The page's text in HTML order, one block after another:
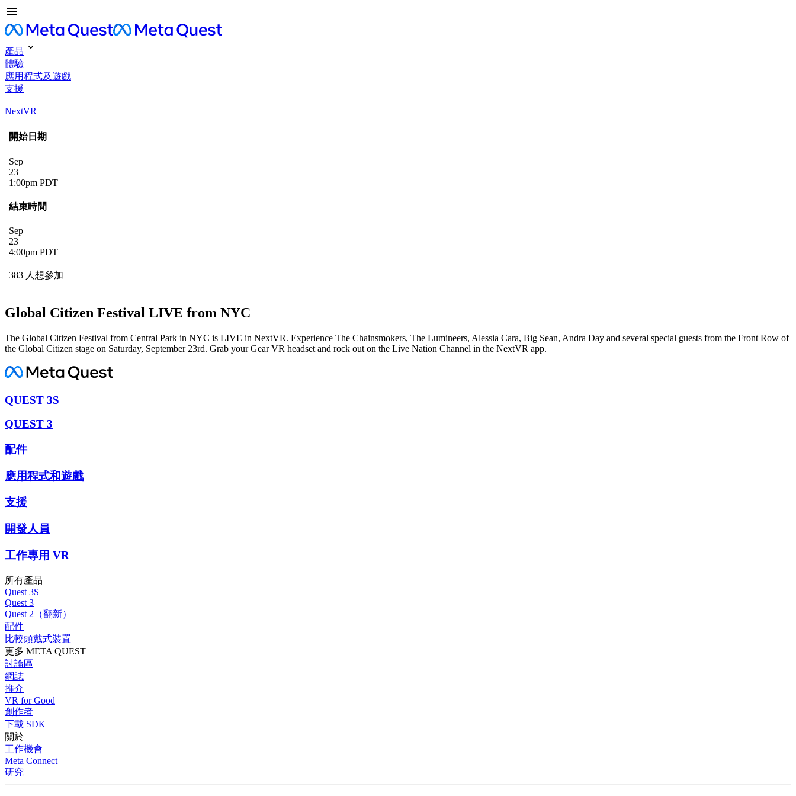
產品
體驗
應用程式及遊戲
支援
NextVR
開始日期
Sep
23
1:00pm PDT
結束時間
Sep
23
4:00pm PDT
383 人想參加
Global Citizen Festival LIVE from NYC
The Global Citizen Festival from Central Park in NYC is LIVE in NextVR. Experience The Chainsmokers, The Lumineers, Alessia Cara, Big Sean, Andra Day and several special guests from the Front Row of
the Global Citizen stage on Saturday, September 23rd. Grab your Gear VR headset and rock out on the Live Nation Channel in the NextVR app.
QUEST 3S
QUEST 3
配件
應用程式和遊戲
支援
開發人員
工作專用 VR
所有產品
Quest 3S
Quest 3
Quest 2（翻新）
配件
比較頭戴式裝置
更多 META QUEST
討論區
網誌
推介
VR for Good
創作者
下載 SDK
關於
工作機會
Meta Connect
研究